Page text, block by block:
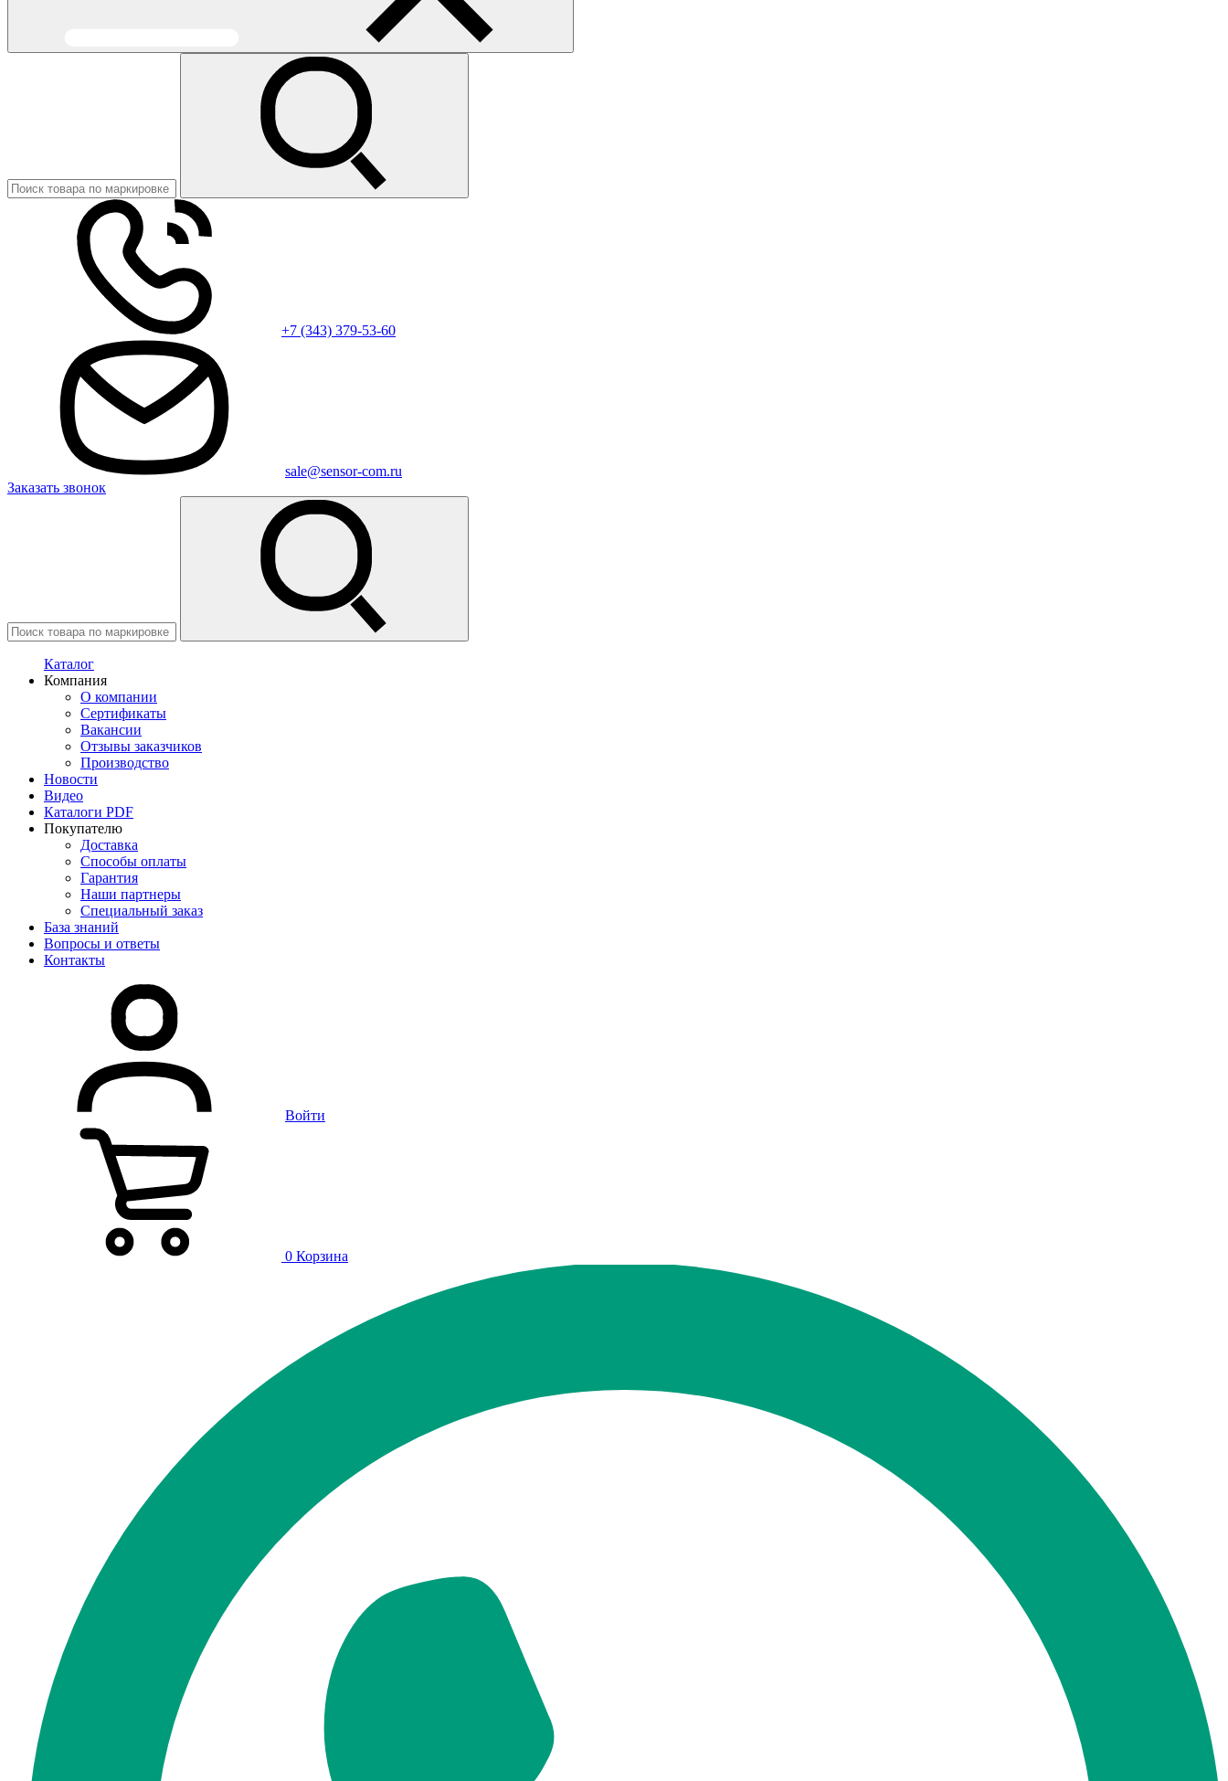
+7 (343) 379-53-60
sale@sensor-com.ru
Заказать звонок
Каталог
Компания
О компании
Сертификаты
Вакансии
Отзывы заказчиков
Производство
Новости
Видео
Каталоги PDF
Покупателю
Доставка
Способы оплаты
Гарантия
Наши партнеры
Специальный заказ
База знаний
Вопросы и ответы
Контакты
Войти
0 Корзина